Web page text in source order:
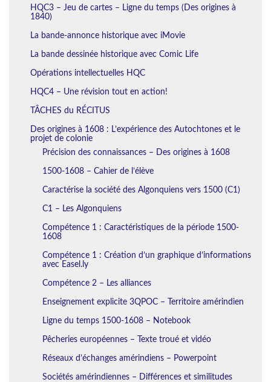
HQC3 – Jeu de cartes – Ligne du temps (Des origines à
1840)
La bande-annonce historique avec iMovie
La bande dessinée historique avec Comic Life
Opérations intellectuelles HQC
HQC4 – Une révision tout en action!
TÂCHES du RÉCITUS
Des origines à 1608 : L’expérience des Autochtones et le
projet de colonie
Précision des connaissances – Des origines à 1608
1500-1608 – Cahier de l’élève
Caractérise la société des Algonquiens vers 1500 (C1)
C1 – Les Algonquiens
Compétence 1 : Caractéristiques de la période 1500-
1608
Compétence 1 : Création d’un graphique d’informations
avec Easel.ly
Compétence 2 – Les alliances
Enseignement explicite 3QPOC – Territoire amérindien
Ligne du temps 1500-1608 – Notebook
Pêcheries européennes – Texte troué et vidéo
Réseaux d’échanges amérindiens – Powerpoint
Sociétés amérindiennes – Différences et similitudes